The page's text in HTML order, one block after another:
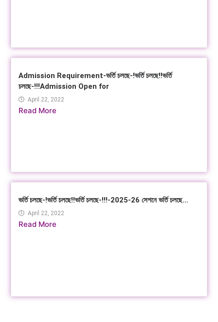
Admission Requirement-ভর্তি চলছে-!ভর্তি চলছে!!ভর্তি
চলছে-!!!Admission Open for
April 22, 2022
Read More
ভর্তি চলছে-!ভর্তি চলছে!!ভর্তি চলছে-!!!-2025-26 সেশনে ভর্তি চলছে…
April 22, 2022
Read More